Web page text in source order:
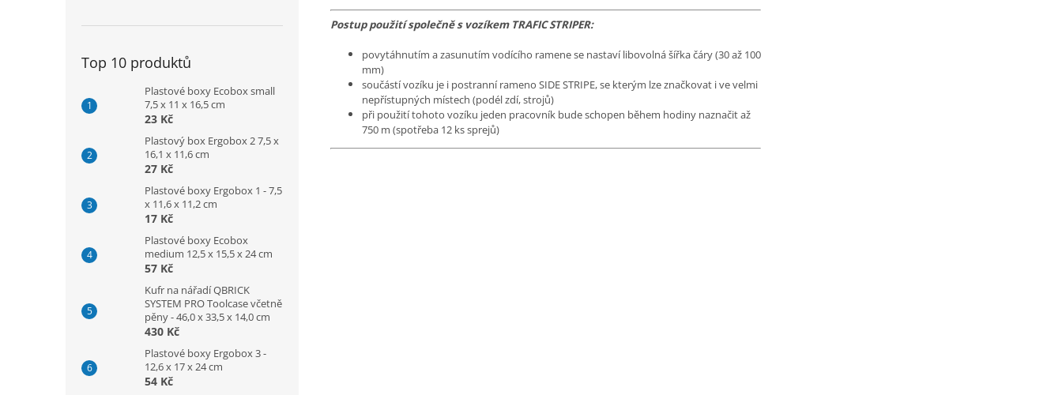
Top 10 produktů
Plastové boxy Ecobox small
7,5 x 11 x 16,5 cm
23 Kč
Plastový box Ergobox 2 7,5 x
16,1 x 11,6 cm
27 Kč
Plastové boxy Ergobox 1 - 7,5
x 11,6 x 11,2 cm
17 Kč
Plastové boxy Ecobox
medium 12,5 x 15,5 x 24 cm
57 Kč
Kufr na nářadí QBRICK
SYSTEM PRO Toolcase včetně
pěny - 46,0 x 33,5 x 14,0 cm
430 Kč
Plastové boxy Ergobox 3 -
12,6 x 17 x 24 cm
54 Kč
Postup použití společně s vozíkem TRAFIC STRIPER:
povytáhnutím a zasunutím vodícího ramene se nastaví libovolná šířka čáry (30 až 100
mm)
součástí vozíku je i postranní rameno SIDE STRIPE, se kterým lze značkovat i ve velmi
nepřístupných místech (podél zdí, strojů)
při použití tohoto vozíku jeden pracovník bude schopen během hodiny naznačit až
750 m (spotřeba 12 ks sprejů)